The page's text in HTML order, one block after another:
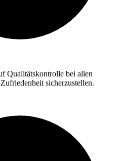
Qualitätskontrolle bei allen
sicherzustellen.